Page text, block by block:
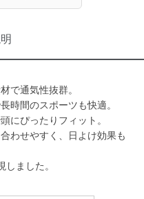
で通気性抜群。
時間のスポーツも快適。
にぴったりフィット。
わせやすく、日よけ効果も
ました。